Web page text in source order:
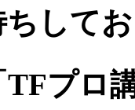
して
TFプロ